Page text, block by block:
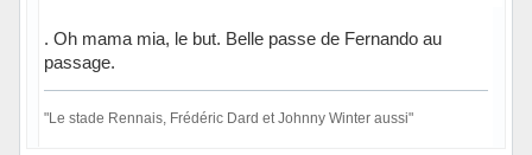
. Oh mama mia, le but. Belle passe de Fernando au
passage.
"Le stade Rennais, Frédéric Dard et Johnny Winter aussi"